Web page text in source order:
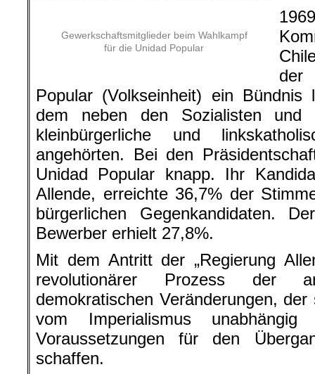
Gewerkschaftsmitglieder beim Wahlkampf
für die Unidad Popular
der
Popular (Volkseinheit) ein
dem neben den Sozialisten und
kleinbürgerliche und
angehörten. Bei den
Unidad Popular knapp. Ihr
Allende, erreichte 36,7% der
bürgerlichen Gegenkandidaten.
Bewerber erhielt 27,8%.
Mit dem Antritt der „Regierung
revolutionärer Prozess der
demokratischen Veränderungen,
vom Imperialismus
Voraussetzungen für den
schaffen.